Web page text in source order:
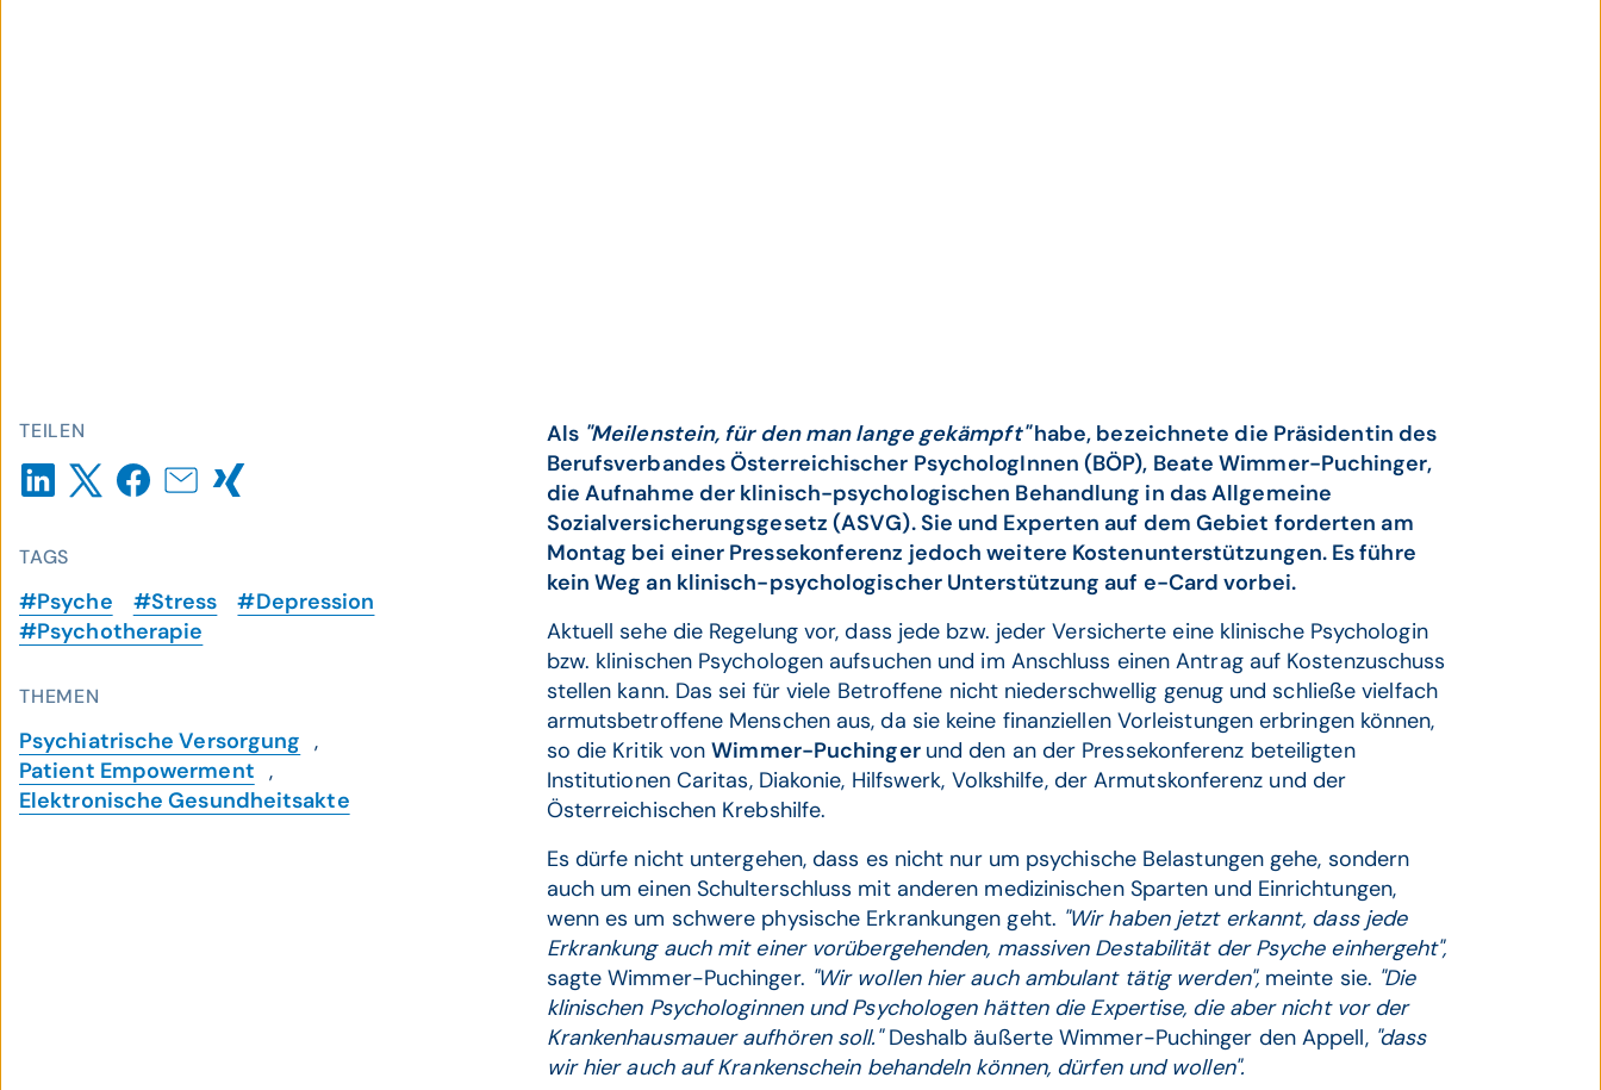
TEILEN
TAGS
#Psyche #Stress
#Depression
#Psychotherapie
THEMEN
Psychiatrische Versorgung ,
Patient Empowerment ,
Elektronische Gesundheitsakte
Als "Meilenstein, für den man lange gekämpft"habe, bezeichnete die Präsidentin des
Berufsverbandes Österreichischer PsychologInnen (BÖP), Beate Wimmer-Puchinger,
die Aufnahme der klinisch-psychologischen Behandlung in das Allgemeine
Sozialversicherungsgesetz (ASVG). Sie und Experten auf dem Gebiet forderten am
Montag bei einer Pressekonferenz jedoch weitere Kostenunterstützungen. Es führe
kein Weg an klinisch-psychologischer Unterstützung auf e-Card vorbei.
Aktuell sehe die Regelung vor, dass jede bzw. jeder Versicherte eine klinische Psychologin
bzw. klinischen Psychologen aufsuchen und im Anschluss einen Antrag auf Kostenzuschuss
stellen kann. Das sei für viele Betroffene nicht niederschwellig genug und schließe vielfach
armutsbetroffene Menschen aus, da sie keine finanziellen Vorleistungen erbringen können,
so die Kritik vonWimmer-Puchinger und den an der Pressekonferenz beteiligten
Institutionen Caritas, Diakonie, Hilfswerk, Volkshilfe, der Armutskonferenz und der
Österreichischen Krebshilfe.
Es dürfe nicht untergehen, dass es nicht nur um psychische Belastungen gehe, sondern
auch um einen Schulterschluss mit anderen medizinischen Sparten und Einrichtungen,
wenn es um schwere physische Erkrankungen geht. "Wir haben jetzt erkannt, dass jede
Erkrankung auch mit einer vorübergehenden, massiven Destabilität der Psyche einhergeht",
sagte Wimmer-Puchinger. "Wir wollen hier auch ambulant tätig werden",meinte sie. "Die
klinischen Psychologinnen und Psychologen hätten die Expertise, die aber nicht vor der
Krankenhausmauer aufhören soll."Deshalb äußerte Wimmer-Puchinger den Appell,"dass
wir hier auch auf Krankenschein behandeln können, dürfen und wollen".